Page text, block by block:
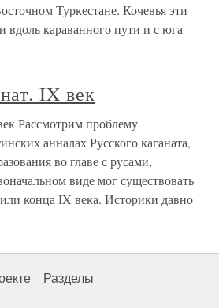
Туркестане. Кочевья эти
вдоль караванного пути и с юга
IX век
Рассмотрим проблему
анналах Русского каганата,
во главе с русами,
виде мог существовать
конца IX века. Историки давно
Разделы